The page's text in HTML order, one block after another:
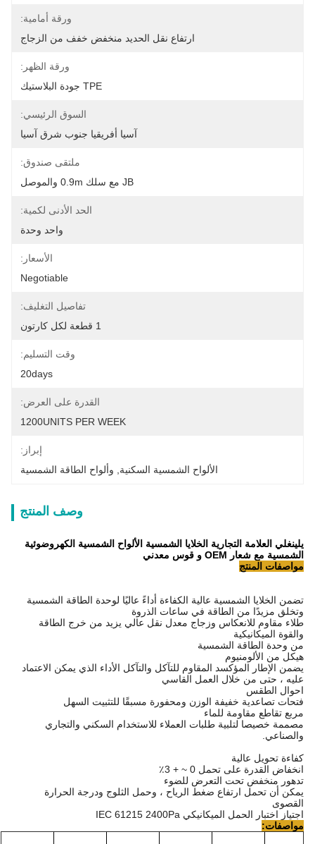
ورقة أمامية:
ارتفاع نقل الحديد منخفض خفف من الزجاج
ورقة الظهر:
TPE جودة البلاستيك
السوق الرئيسي:
آسيا أفريقيا جنوب شرق آسيا
ملتقى صندوق:
JB مع سلك 0.9m والموصل
الحد الأدنى لكمية:
واحد وحدة
الأسعار:
Negotiable
تفاصيل التغليف:
1 قطعة لكل كارتون
وقت التسليم:
20days
القدرة على العرض:
1200UNITS PER WEEK
إبراز:
الألواح الشمسية السكنية
وألواح الطاقة الشمسية
وصف المنتج
يلينغلي العلامة التجارية الخلايا الشمسية الألواح الشمسية الكهروضوئية
الشمسية مع شعار OEM و قوس معدني
مواصفات المنتج
تضمن الخلايا الشمسية عالية الكفاءة أداءً عاليًا لوحدة الطاقة الشمسية
وتخلق مزيدًا من الطاقة في ساعات الذروة
طلاء مقاوم للانعكاس وزجاج معدل نقل عالي يزيد من خرج الطاقة
والقوة الميكانيكية
من وحدة الطاقة الشمسية
هيكل من الألومنيوم
يضمن الإطار المؤكسد المقاوم للتآكل والتآكل الأداء الذي يمكن الاعتماد
عليه ، حتى من خلال العمل القاسي
احوال الطقس
فتحات تصاعدية خفيفة الوزن ومحفورة مسبقًا للتثبيت السهل
مربع تقاطع مقاومة للماء
مصممة خصيصا لتلبية طلبات العملاء للاستخدام السكني والتجاري
والصناعي.
كفاءة تحويل عالية
انخفاض القدرة على تحمل 0 ~ + 3٪
تدهور منخفض تحت التعرض للضوء
يمكن أن تحمل ارتفاع ضغط الرياح ، وحمل الثلوج ودرجة الحرارة
القصوى
اجتياز اختبار الحمل الميكانيكي IEC 61215 2400Pa
مواصفات: